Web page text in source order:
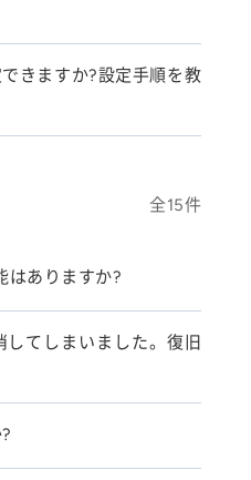
きますか?設定手順を教
全15件
はありますか?
してしまいました。復旧